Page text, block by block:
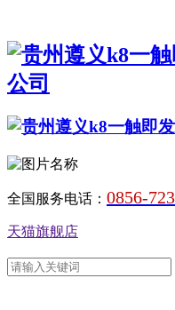
全国服务电话： 0856-
天猫旗舰店